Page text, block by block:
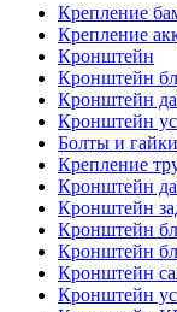
Крепление
Крепление
Кронштейн
Кронштейн
Кронштейн
Кронштейн
Болты и гайки
Крепление
Кронштейн
Кронштейн
Кронштейн
Кронштейн
Кронштейн
Кронштейн